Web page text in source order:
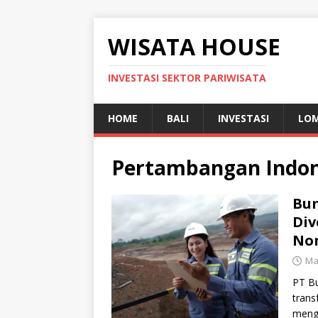
WISATA HOUSE
INVESTASI SEKTOR PARIWISATA
HOME BALI INVESTASI
Pertambangan
PT